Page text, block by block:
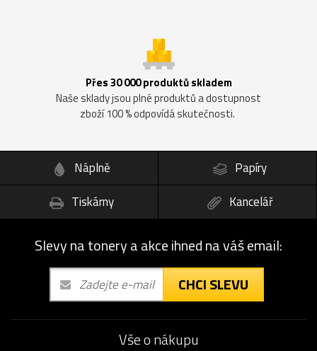
Přes 30 000 produktů skladem
Naše sklady jsou plné produktů a dostupnost
zboží 100 % odpovídá skutečnosti.
Náplně
Papíry
Tiskárny
Kancelář
Slevy na tonery a akce ihned na váš email:
CHCI SLEVU
Vše o nákupu